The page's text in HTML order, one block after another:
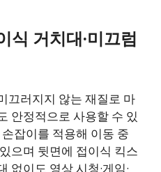
식 거치대·미끄럼
끄러지지 않는 재질로 마
안정적으로 사용할 수 있
잡이를 적용해 이동 중
으며 뒷면에 접이식 킥스
없이도 영상 시청·게임·